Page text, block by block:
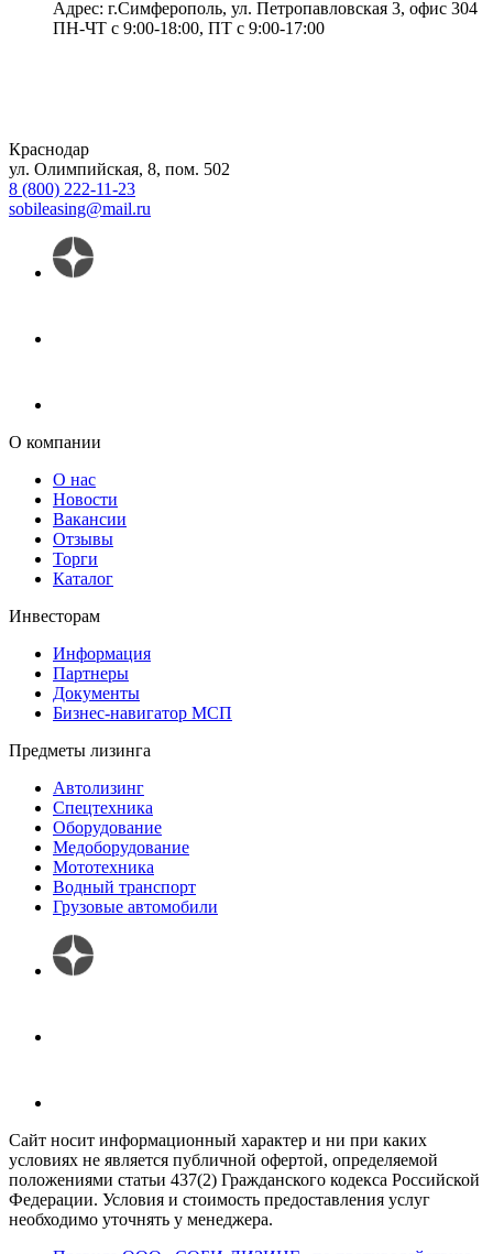
Адрес: г.Симферополь, ул. Петропавловская 3, офис 304
ПН-ЧТ с 9:00-18:00, ПТ с 9:00-17:00
Краснодар
ул. Олимпийская, 8, пом. 502
8 (800) 222-11-23
sobileasing@mail.ru
О компании
О нас
Новости
Вакансии
Отзывы
Торги
Каталог
Инвесторам
Информация
Партнеры
Документы
Бизнес-навигатор МСП
Предметы лизинга
Автолизинг
Спецтехника
Оборудование
Медоборудование
Мототехника
Водный транспорт
Грузовые автомобили
Сайт носит информационный характер и ни при каких
условиях не является публичной офертой, определяемой
положениями статьи 437(2) Гражданского кодекса Российской
Федерации. Условия и стоимость предоставления услуг
необходимо уточнять у менеджера.